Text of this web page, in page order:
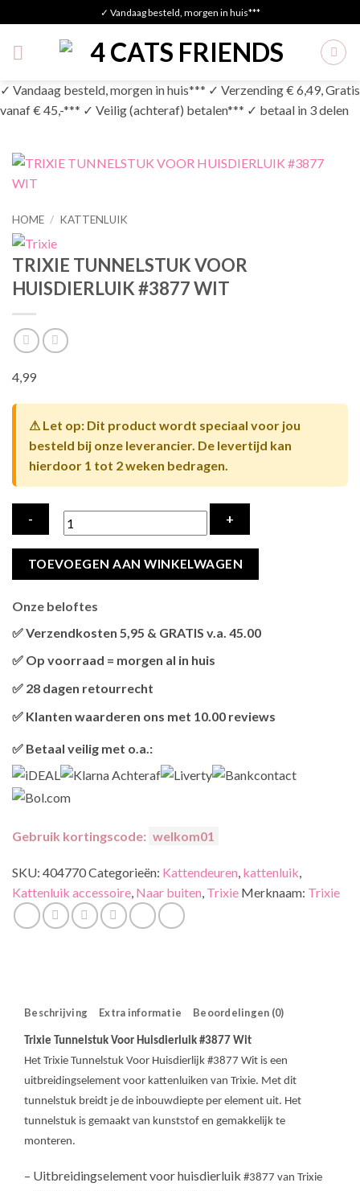
to
content
✓ Vandaag besteld, morgen in huis***
✓ Vandaag besteld, morgen in huis*** ✓ Verzending € 6,49, Gratis
vanaf € 45,-*** ✓ Veilig (achteraf) betalen*** ✓ betaal in 3 delen
HOME / KATTENLUIK
TRIXIE TUNNELSTUK VOOR
HUISDIERLUIK #3877 WIT
4,99
⚠ Let op: Dit product wordt speciaal voor jou
besteld bij onze leverancier. De levertijd kan
hierdoor 1 tot 2 weken bedragen.
TRIXIE
HUISDIERLUIK
#3877
hoeveelheid
TOEVOEGEN AAN WINKELWAGEN
Onze beloftes
✅ Verzendkosten 5,95 & GRATIS v.a. 45.00
bestellingen v.a. 45,00 worden gratis verzonden.
✅ Op voorraad = morgen al in huis
hetvandaag nog verzonden
✅ 28 dagen retourrecht
retourneren.
✅ Klanten waarderen ons met 10.00 reviews
✅ Betaal veilig met o.a.:
Gebruik kortingscode: welkom01
SKU: 404770Categorieën: Kattendeuren, kattenluik,
Kattenluik accessoire, Naar buiten, Trixie Merknaam: Trixie
Beschrijving Extra informatie Beoordelingen (0)
Trixie Tunnelstuk Voor Huisdierluik #3877 Wit
Het Trixie Tunnelstuk Voor Huisdierlijk #3877 Wit is een
uitbreidingselement voor kattenluiken van Trixie. Met dit
tunnelstuk breidt je de inbouwdiepte per element uit. Het
tunnelstuk is gemaakt van kunststof en gemakkelijk te
monteren.
– Uitbreidingselement voor huisdierluik #3877 van Trixie